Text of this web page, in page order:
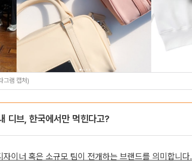
그램 캡처)
디브, 한국에서만 먹힌다고?
자이너 혹은 소규모 팀이 전개하는 브랜드를 의미합니다.